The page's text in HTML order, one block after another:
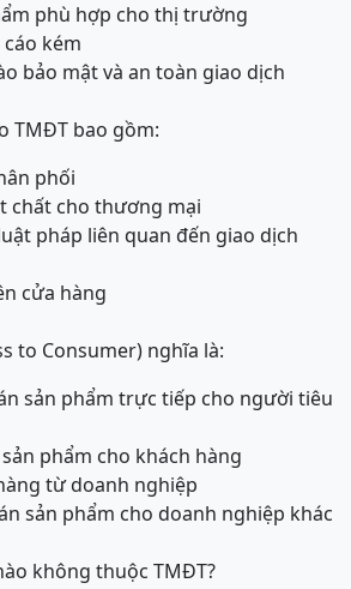
phù hợp cho thị trường
kém
bảo mật và an toàn giao dịch
TMĐT bao gồm:
phối
chất cho thương mại
pháp liên quan đến giao dịch
cửa hàng
to Consumer) nghĩa là:
sản phẩm trực tiếp cho người tiêu
phẩm cho khách hàng
từ doanh nghiệp
sản phẩm cho doanh nghiệp khác
không thuộc TMĐT?